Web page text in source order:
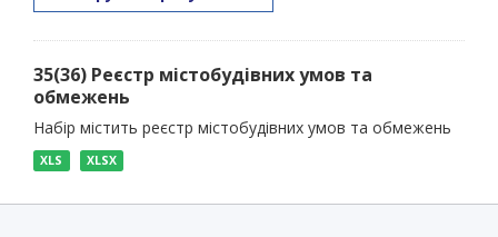
35(36) Реєстр містобудівних умов та
обмежень
Набір містить реєстр містобудівних умов та обмежень
XLS XLSX